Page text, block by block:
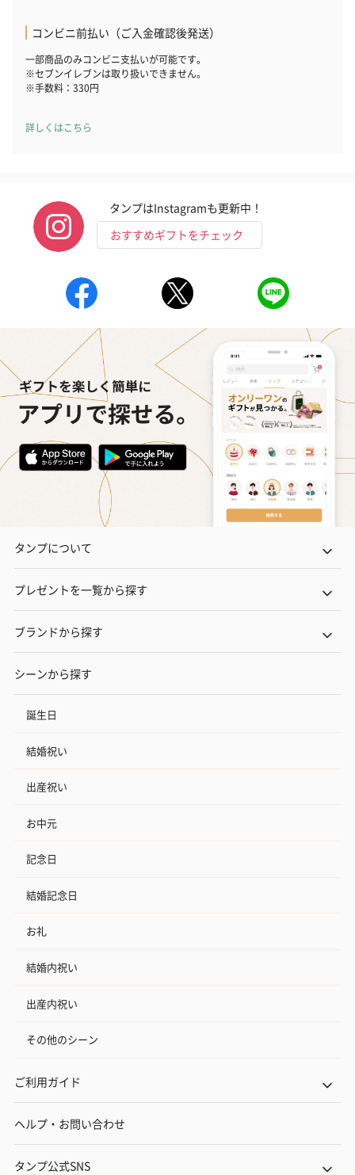
コンビニ前払い（ご入金確認後発送）
一部商品のみコンビニ支払いが可能です。
※セブンイレブンは取り扱いできません。
※手数料：330円
詳しくはこちら
タンプはInstagramも更新中！
おすすめギフトをチェック
タンプについて
プレゼントを一覧から探す
ブランドから探す
シーンから探す
誕生日
結婚祝い
出産祝い
お中元
記念日
結婚記念日
お礼
結婚内祝い
出産内祝い
その他のシーン
ご利用ガイド
ヘルプ・お問い合わせ
タンプ公式SNS